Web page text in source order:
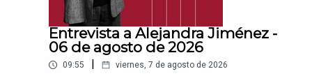
Entrevista a Alejandra Jiménez -
06 de agosto de 2026
09:55 | viernes, 7 de agosto de 2026